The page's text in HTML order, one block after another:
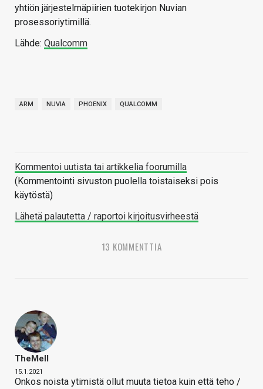
yhtiön järjestelmäpiirien tuotekirjon Nuvian
prosessoriytimillä.
Lähde: Qualcomm
ARM NUVIA PHOENIX QUALCOMM
Kommentoi uutista tai artikkelia foorumilla
(Kommentointi sivuston puolella toistaiseksi pois
käytöstä)
Lähetä palautetta / raportoi kirjoitusvirheestä
13 KOMMENTTIA
TheMeII
15.1.2021
Onkos noista ytimistä ollut muuta tietoa kuin että teho /